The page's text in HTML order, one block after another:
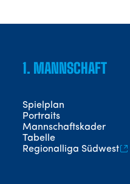
1. MANNSCHAFT
Spielplan
Portraits
Mannschaftskader
Tabelle
Regionalliga Südwest